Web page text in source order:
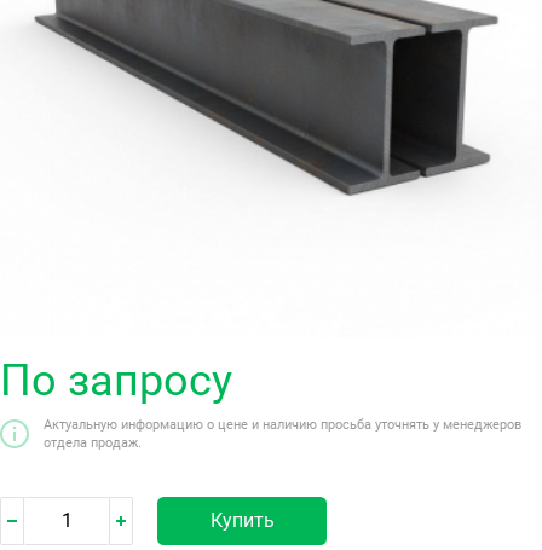
По запросу
Актуальную информацию о цене и наличию просьба уточнять у менеджеров
отдела продаж.
Купить